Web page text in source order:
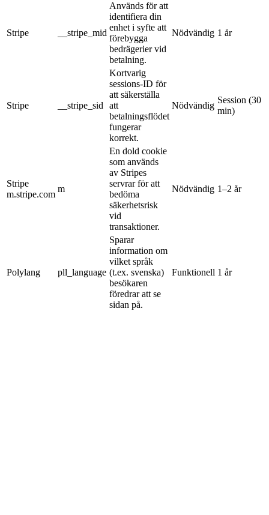
Stripe __stripe_mid
Används för att
identifiera din
enhet i syfte att
förebygga
bedrägerier vid
betalning.
Nödvändig 1 år
Stripe __stripe_sid
Kortvarig
sessions-ID för
att säkerställa
att
betalningsflödet
fungerar
korrekt.
Nödvändig
Session (30
min)
Stripe
m.stripe.com
m
En dold cookie
som används
av Stripes
servrar för att
bedöma
säkerhetsrisk
vid
transaktioner.
Nödvändig 1–2 år
Polylang pll_language
Sparar
information om
vilket språk
(t.ex. svenska)
besökaren
föredrar att se
sidan på.
Funktionell 1 år